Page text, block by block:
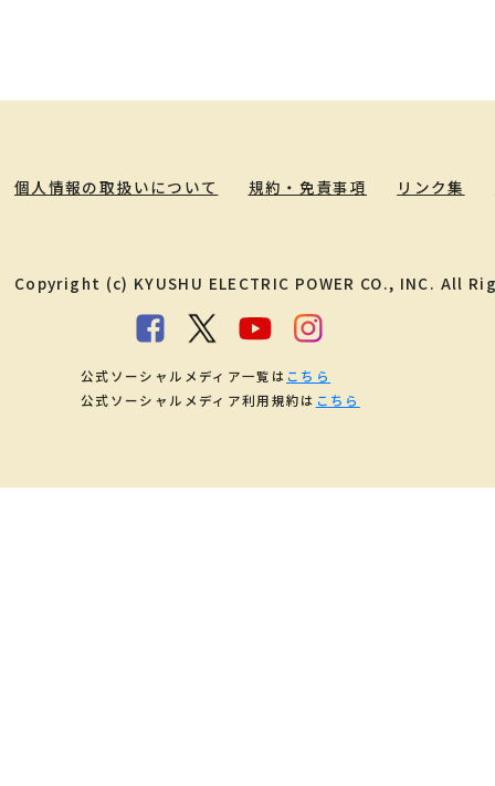
個人情報の取扱いについて 規約・免責事項 リンク集
Copyright (c) KYUSHU ELECTRIC POWER CO., INC. All
公式ソーシャルメディア一覧は こちら
公式ソーシャルメディア利用規約は こちら